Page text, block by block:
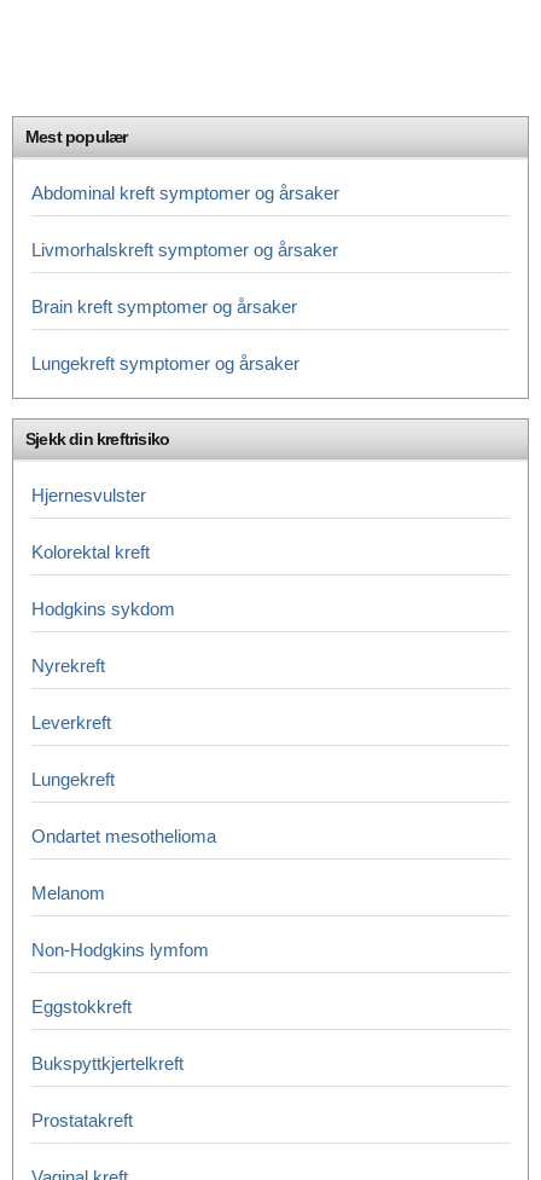
Mest populær
Abdominal kreft symptomer og årsaker
Livmorhalskreft symptomer og årsaker
Brain kreft symptomer og årsaker
Lungekreft symptomer og årsaker
Sjekk din kreftrisiko
Hjernesvulster
Kolorektal kreft
Hodgkins sykdom
Nyrekreft
Leverkreft
Lungekreft
Ondartet mesothelioma
Melanom
Non-Hodgkins lymfom
Eggstokkreft
Bukspyttkjertelkreft
Prostatakreft